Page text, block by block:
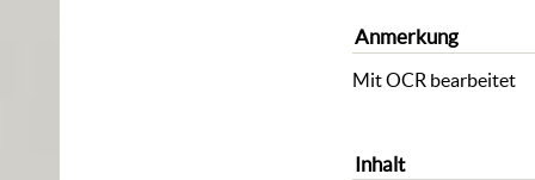
Anmerkung
Mit OCR bearbeitet
Inhalt